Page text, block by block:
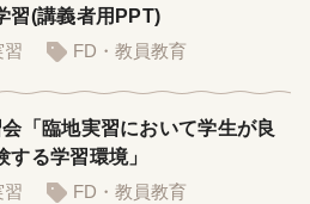
習(講義者用PPT)
習 FD・教員教育
「臨地実習において学生が良
る学習環境」
習 FD・教員教育